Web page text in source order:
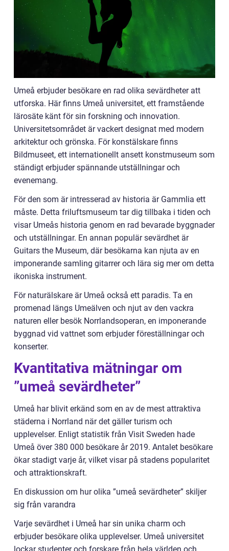
Umeå erbjuder besökare en rad olika sevärdheter att
utforska. Här finns Umeå universitet, ett framstående
lärosäte känt för sin forskning och innovation.
Universitetsområdet är vackert designat med modern
arkitektur och grönska. För konstälskare finns
Bildmuseet, ett internationellt ansett konstmuseum som
ständigt erbjuder spännande utställningar och
evenemang.
För den som är intresserad av historia är Gammlia ett
måste. Detta friluftsmuseum tar dig tillbaka i tiden och
visar Umeås historia genom en rad bevarade byggnader
och utställningar. En annan populär sevärdhet är
Guitars the Museum, där besökarna kan njuta av en
imponerande samling gitarrer och lära sig mer om detta
ikoniska instrument.
För naturälskare är Umeå också ett paradis. Ta en
promenad längs Umeälven och njut av den vackra
naturen eller besök Norrlandsoperan, en imponerande
byggnad vid vattnet som erbjuder föreställningar och
konserter.
Kvantitativa mätningar om
”umeå sevärdheter”
Umeå har blivit erkänd som en av de mest attraktiva
städerna i Norrland när det gäller turism och
upplevelser. Enligt statistik från Visit Sweden hade
Umeå över 380 000 besökare år 2019. Antalet besökare
ökar stadigt varje år, vilket visar på stadens popularitet
och attraktionskraft.
En diskussion om hur olika ”umeå sevärdheter” skiljer
sig från varandra
Varje sevärdhet i Umeå har sin unika charm och
erbjuder besökare olika upplevelser. Umeå universitet